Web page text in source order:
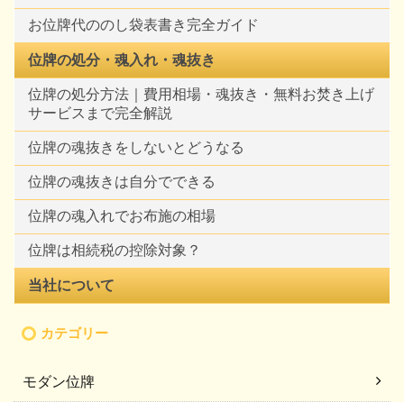
お位牌代ののし袋表書き完全ガイド
位牌の処分・魂入れ・魂抜き
位牌の処分方法｜費用相場・魂抜き・無料お焚き上げ
サービスまで完全解説
位牌の魂抜きをしないとどうなる
位牌の魂抜きは自分でできる
位牌の魂入れでお布施の相場
位牌は相続税の控除対象？
当社について
カテゴリー
モダン位牌